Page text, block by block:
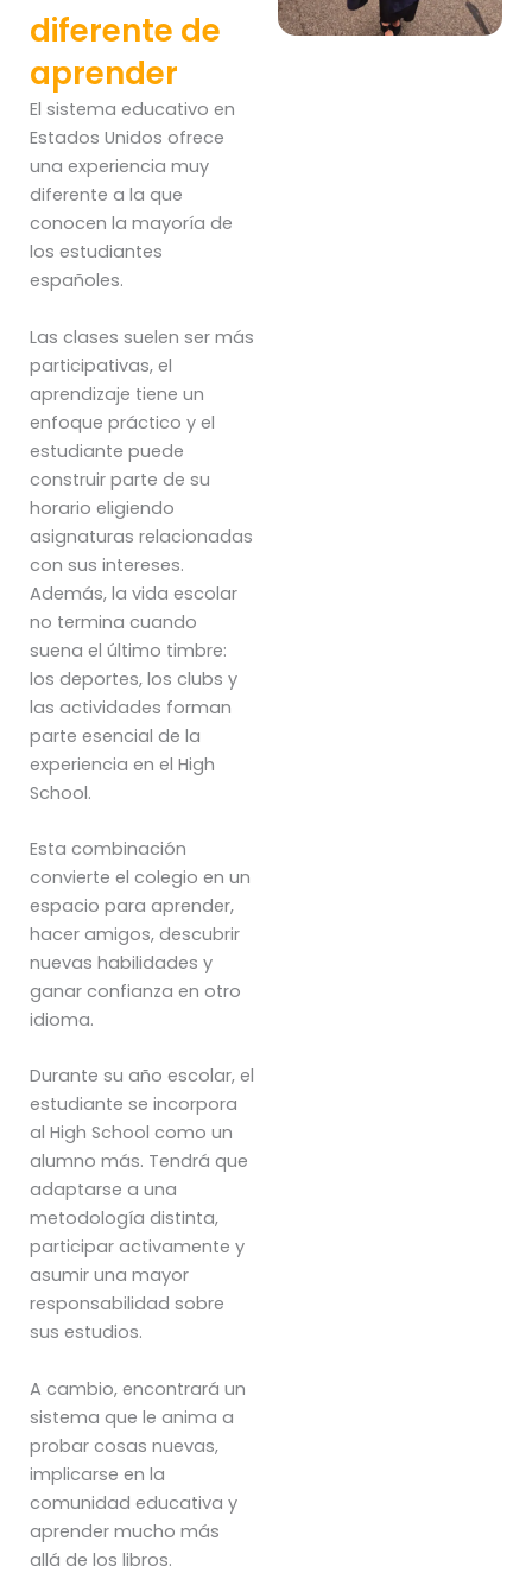
diferente de
aprender
El sistema educativo en
Estados Unidos ofrece
una experiencia muy
diferente a la que
conocen la mayoría de
los estudiantes
españoles.
Las clases suelen ser más
participativas, el
aprendizaje tiene un
enfoque práctico y el
estudiante puede
construir parte de su
horario eligiendo
asignaturas relacionadas
con sus intereses.
Además, la vida escolar
no termina cuando
suena el último timbre:
los deportes, los clubs y
las actividades forman
parte esencial de la
experiencia en el High
School.
Esta combinación
convierte el colegio en un
espacio para aprender,
hacer amigos, descubrir
nuevas habilidades y
ganar confianza en otro
idioma.
Durante su año escolar, el
estudiante se incorpora
al High School como un
alumno más. Tendrá que
adaptarse a una
metodología distinta,
participar activamente y
asumir una mayor
responsabilidad sobre
sus estudios.
A cambio, encontrará un
sistema que le anima a
probar cosas nuevas,
implicarse en la
comunidad educativa y
aprender mucho más
allá de los libros.